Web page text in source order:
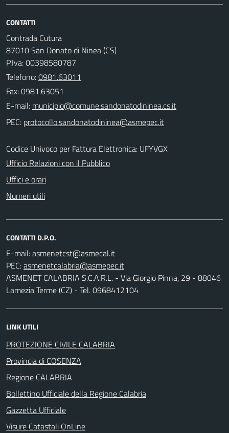
CONTATTI
Contrada Cutura
87010 San Donato di Ninea (CS)
P.Iva: 00398580787
Telefono:0981.63011
Fax: 0981.63051
E-mail:
PEC:
Codice Univoco per Fattura Elettronica: UFYVGX
Ufficio Relazioni con il Pubblico
Uffici e orari
Numeri utili
CONTATTI D.P.O.
E-mail:
PEC:
ASMENET CALABRIA S.C.A.R.L. - Via Giorgio Pinna, 29 - 88046
Lamezia Terme (CZ) - Tel. 0968412104
LINK UTILI
PROTEZIONE CIVILE CALABRIA
Provincia di COSENZA
Regione CALABRIA
Bollettino Ufficiale della Regione Calabria
Gazzetta Ufficiale
Visure Catastali OnLine